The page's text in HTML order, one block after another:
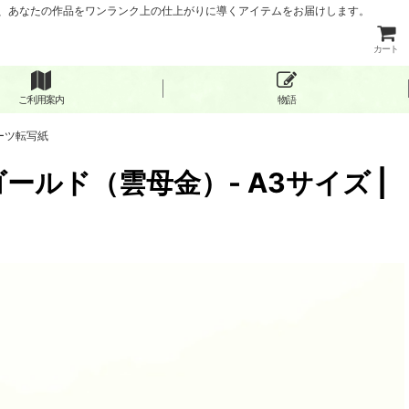
なたの作品をワンランク上の仕上がりに導くアイテムをお届けします。
カート
ご利用案内 物語
ツ転写紙
ド（雲母金）- A3サイズ |